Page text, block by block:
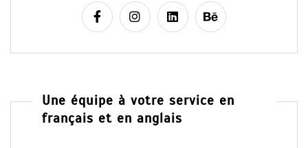
Une équipe à votre service en
français et en anglais